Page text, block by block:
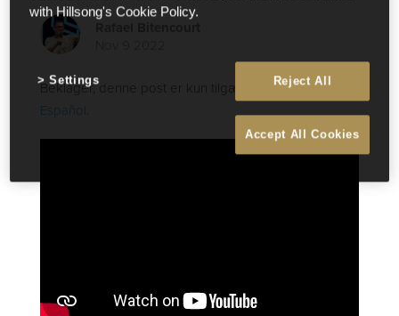
Beklager, denne post er kun tilgængelig iEnglishog
Español.
with Hillsong's Cookie Policy.
Reject All
Accept All Cookies
Settings